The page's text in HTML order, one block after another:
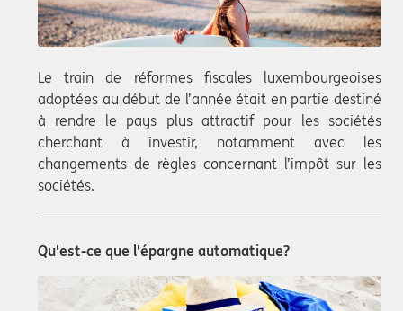
Le train de réformes fiscales luxembourgeoises
adoptées au début de l’année était en partie destiné
à rendre le pays plus attractif pour les sociétés
cherchant à investir, notamment avec les
changements de règles concernant l’impôt sur les
sociétés.
Qu'est-ce que l'épargne automatique?